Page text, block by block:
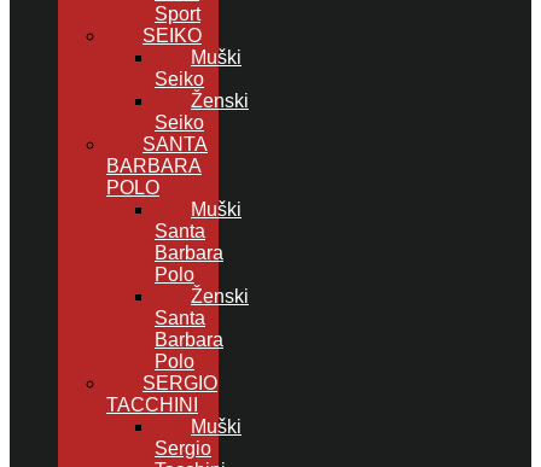
Sport
SEIKO
Muški
Seiko
Ženski
Seiko
SANTA
BARBARA
POLO
Muški
Santa
Barbara
Polo
Ženski
Santa
Barbara
Polo
SERGIO
TACCHINI
Muški
Sergio